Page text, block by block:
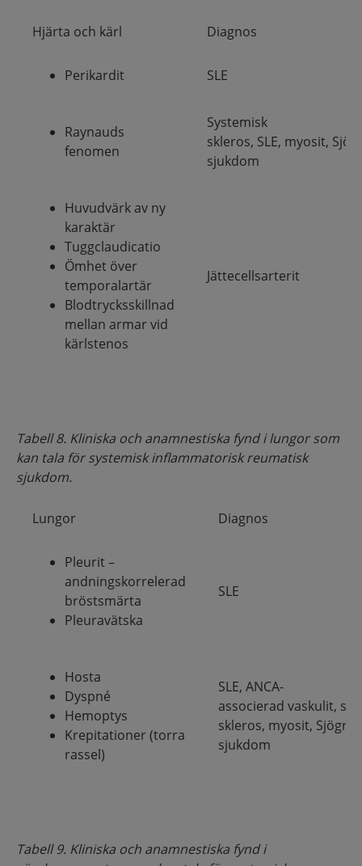
Hjärta och kärl Diagnos
Perikardit SLE
Raynauds
fenomen
Systemisk
skleros, SLE, myosit,
sjukdom
Huvudvärk av ny
karaktär
Tuggclaudicatio
Ömhet över
temporalartär
Blodtrycksskillnad
mellan armar vid
kärlstenos
Jättecellsarterit
Tabell 8. Kliniska och anamnestiska fynd i lungor som
kan tala för systemisk inflammatorisk reumatisk
sjukdom.
Lungor Diagnos
Pleurit –
andningskorrelerad
bröstsmärta
Pleuravätska
SLE
Hosta
Dyspné
Hemoptys
Krepitationer (torra
rassel)
SLE, ANCA-
associerad vaskulit,
skleros, myosit,
sjukdom
Tabell 9. Kliniska och anamnestiska fynd i